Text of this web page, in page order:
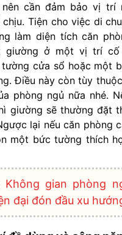
cần đảm bảo vị trí
Tiện cho việc di
làm diện tích căn
giường ở một vị trí
cửa sổ hoặc một
Điều này còn tùy
phòng ngủ nữa nhé.
giường sẽ thường đặt
lại nếu căn phòng
một bức tường thích
Không gian phòng
đại đón đầu xu